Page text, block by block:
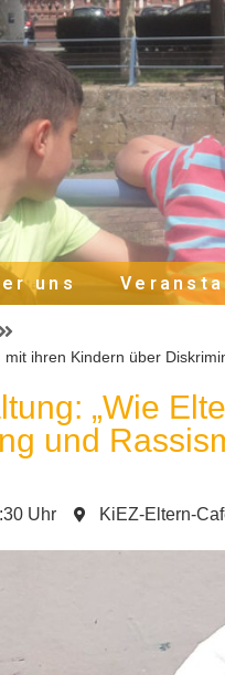
uns
ihren Kindern über
„Wie
und
Uhr KiEZ-Eltern-